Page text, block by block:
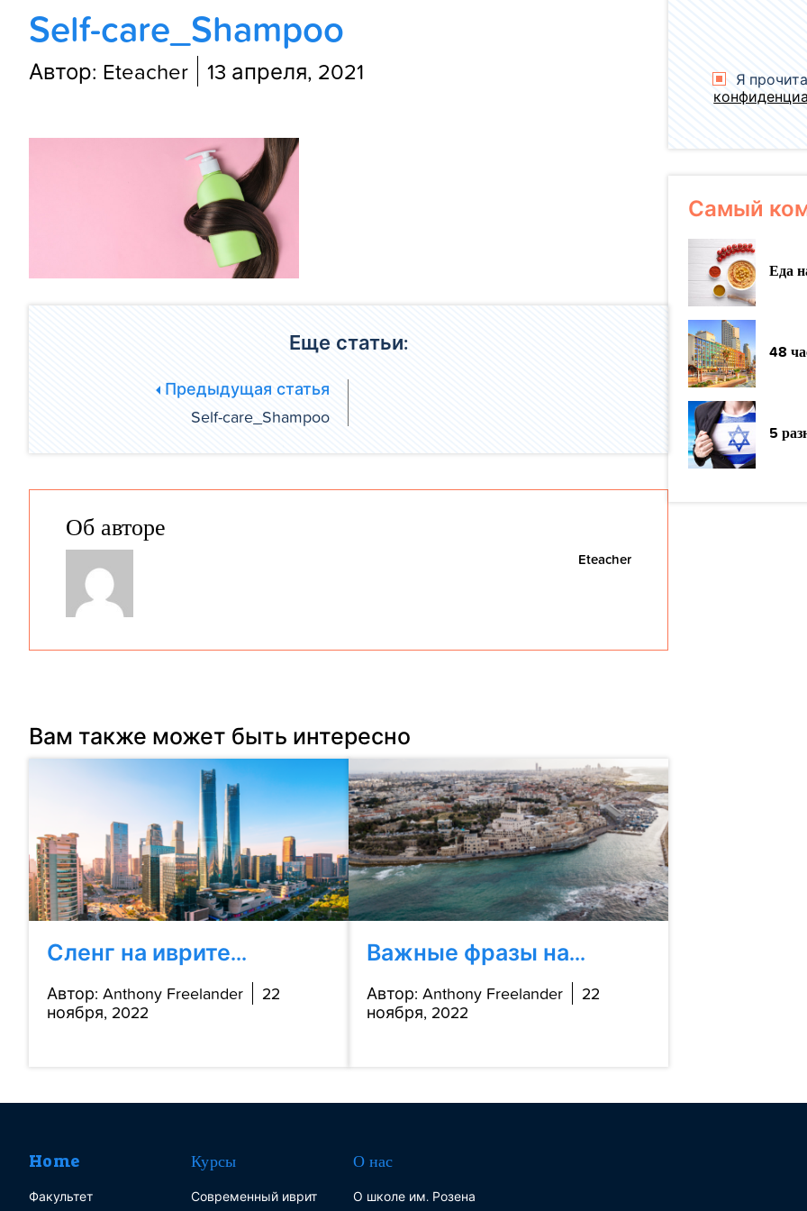
Self-care_Shampoo
Автор: Eteacher 13 апреля, 2021
Еще статьи:
Предыдущая статья
Self-care_Shampoo
Об авторе
Eteacher
Вам также может быть интересно
Сленг на иврите...
Автор: Anthony Freelander
22
ноября, 2022
Важные фразы на...
Автор: Anthony Freelander
22
ноября, 2022
Я
Самый
Еда
48
5
Home
Факультет
Курсы
Современный иврит
О нас
О школе им. Розена